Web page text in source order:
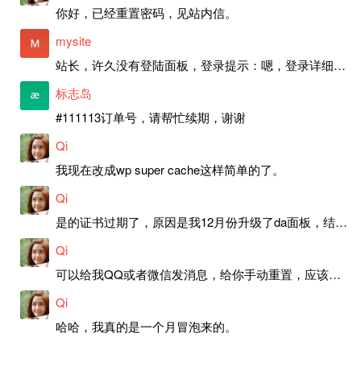
你好，已经重置密码，见站内信。
mysite
站长，许久没有登陆面板，登录提示：嗯，登录详细信息似乎不正确。请重试。 网站还可以正常使用。如果是密码问题请帮忙重置一下密码。谢谢。订单号：97790，账号：aa20210950。 站长，提交了工单，你回复续期成功，不过我的问题是面部登陆信息有问题，一直是初始密码，现在无法登陆，有时间麻烦排查一下。
标志岛
#111113订单号，请帮忙续期，谢谢
Qi
我现在改成wp super cache这样简单的了。
Qi
是的证书过期了，原因是我12月份升级了da面板，结果后台证书就不更新了，目前还在排查问题。切换PHP版本现在没有了，因为DA新版不支持。
Qi
可以给我QQ或者微信发消息，给你手动重置，应该是服务器插件有问题了，这个wp的主题太老了，导致现在好多的问题，网站的签到功能也是因为这个原因导致的。
Qi
哈哈，我真的是一个月冒泡来的。